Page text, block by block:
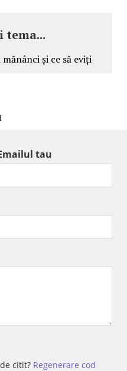
tema...
și ce să eviți
tau
citit? Regenerare cod